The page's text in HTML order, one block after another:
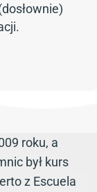
roku, a
był kurs
z Escuela